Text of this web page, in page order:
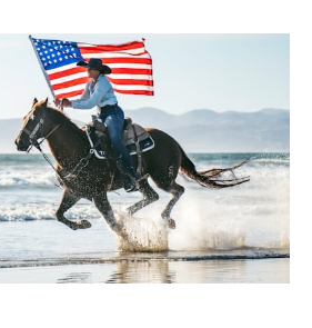
reflektiert im Reflecting Pool -
und Geschichte. Das Kapitol,